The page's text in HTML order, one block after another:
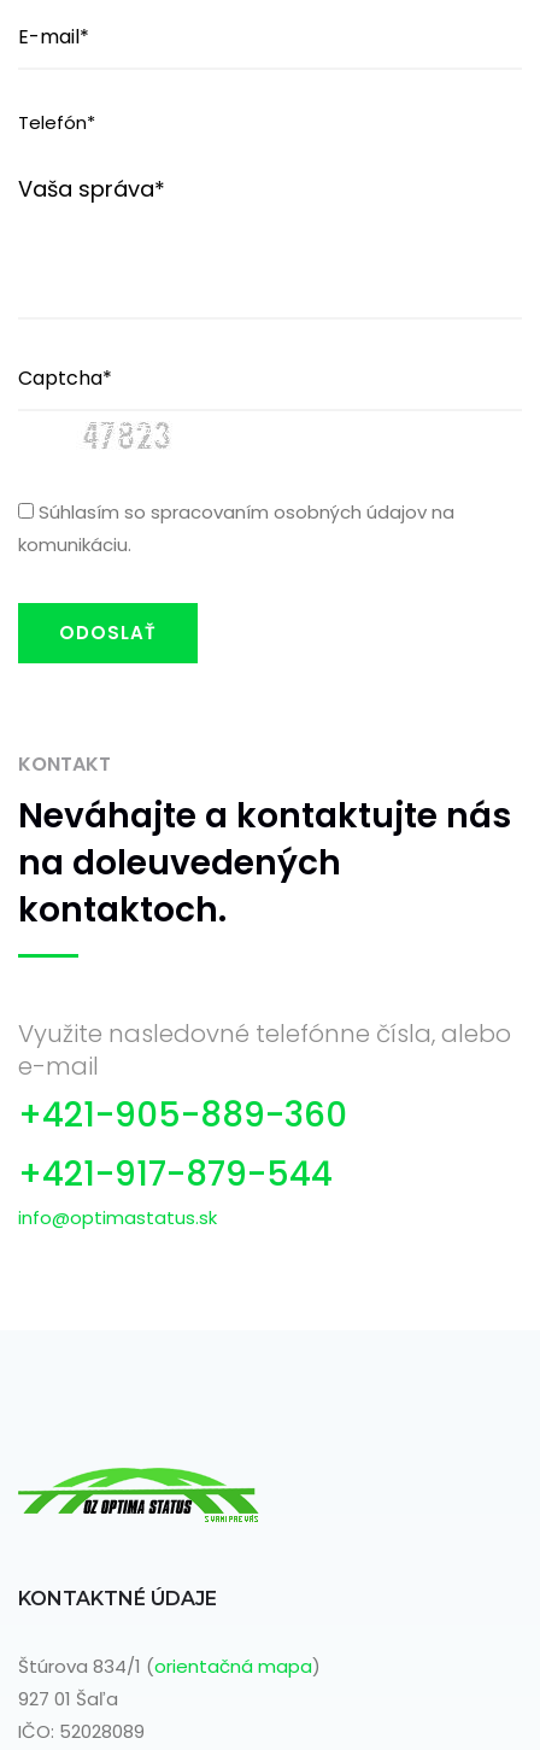
Súhlasím so spracovaním osobných údajov na
komunikáciu.
ODOSLAŤ
KONTAKT
Neváhajte a kontaktujte nás
na doleuvedených
kontaktoch.
Využite nasledovné telefónne čísla, alebo
e-mail
+421-905-889-360
+421-917-879-544
info@optimastatus.sk
KONTAKTNÉ ÚDAJE
Štúrova 834/1 (orientačná mapa)
927 01 Šaľa
IČO: 52028089